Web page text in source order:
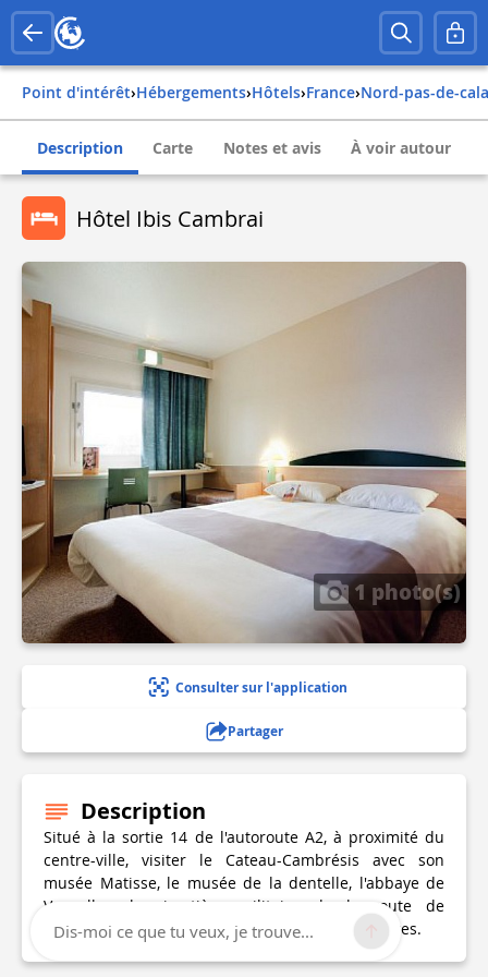
Point d'intérêt› Hébergements› Hôtels› france› nord-pas-de-
Description Carte Notes et avis À voir autour
Hôtel Ibis Cambrai
1 photo(s)
Consulter sur l'application
Partager
Description
Situé à la sortie 14 de l'autoroute A2, à proximité du
centre-ville, visiter le Cateau-Cambrésis avec son
musée Matisse, le musée de la dentelle, l'abbaye de
Vaucelles, le cimetière militaire de la route de
Solesmes et tous les circuits, le tank de Flesquières.
Dis-moi ce que tu veux, je trouve...